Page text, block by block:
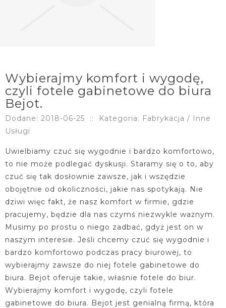
Wybierajmy komfort i wygodę,
czyli fotele gabinetowe do biura
Bejot.
Dodane: 2018-06-25 ::
Kategoria: Fabrykacja / Inne
Usługi
Uwielbiamy czuć się wygodnie i bardzo komfortowo,
to nie może podlegać dyskusji. Staramy się o to, aby
czuć się tak dosłownie zawsze, jak i wszędzie
obojętnie od okoliczności, jakie nas spotykają. Nie
dziwi więc fakt, że nasz komfort w firmie, gdzie
pracujemy, będzie dla nas czymś niezwykle ważnym.
Musimy po prostu o niego zadbać, gdyż jest on w
naszym interesie. Jeśli chcemy czuć się wygodnie i
bardzo komfortowo podczas pracy biurowej, to
wybierajmy zawsze do niej fotele gabinetowe do
biura. Bejot oferuje takie, właśnie fotele do biur.
Wybierajmy komfort i wygodę, czyli fotele
gabinetowe do biura. Bejot jest genialną firmą, która